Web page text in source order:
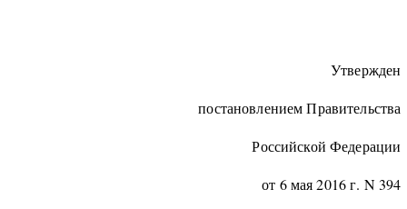
Утвержден
постановлением Правительства
Российской Федерации
от 6 мая 2016 г. N 394